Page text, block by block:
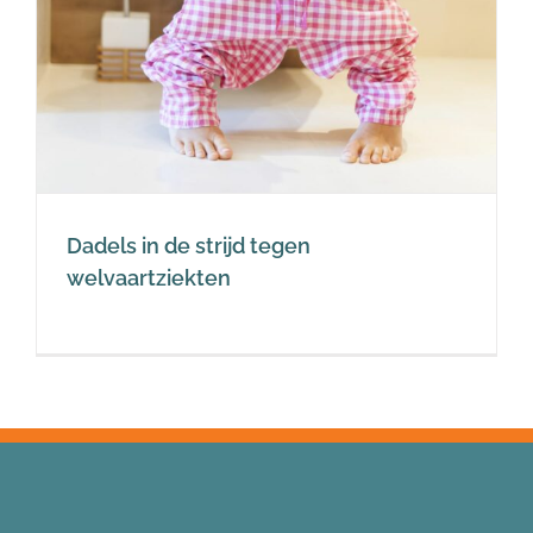
Dadels in de strijd tegen
welvaartziekten